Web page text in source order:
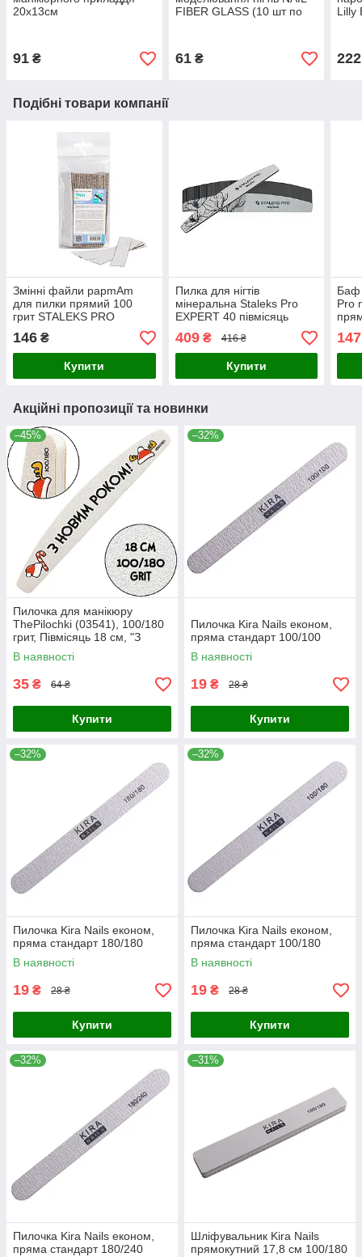
20x13см
91 ₴
FIBER GLASS (10 шт по
61₴
Lilly
222
Подібні товари компанії
Змінні файли papmAm
для пилки прямий 100
грит STALEKS PRO
SMART 22 50 шт DFC-22-
100
146 ₴
Купити
Пилка для нігтів
мінеральна Staleks Pro
EXPERT 40 півмісяць
409₴ 416 ₴
Купити
Баф
Pro
147
Акційні пропозиції та новинки
–45%
Пилочка для манікюру
ThePilochki (03541), 100/180
грит, Півмісяць 18 см, "З
Новим Роком"
В наявності
35 ₴ 64 ₴
Купити
–32%
Пилочка Kira Nails економ,
пряма стандарт 100/100
В наявності
19 ₴ 28 ₴
Купити
–32%
Пилочка Kira Nails економ,
пряма стандарт 180/180
В наявності
19 ₴ 28 ₴
Купити
–32%
Пилочка Kira Nails економ,
пряма стандарт 100/180
В наявності
19 ₴ 28 ₴
Купити
–32%
Пилочка Kira Nails економ,
пряма стандарт 180/240
–31%
Шліфувальник Kira Nails
прямокутний 17,8 см 100/180